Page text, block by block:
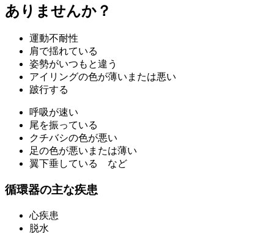
ありませんか？
運動不耐性
肩で揺れている
姿勢がいつもと違う
アイリングの色が薄いまたは悪い
跛行する
呼吸が速い
尾を振っている
クチバシの色が悪い
足の色が悪いまたは薄い
翼下垂している など
循環器の主な疾患
心疾患
脱水